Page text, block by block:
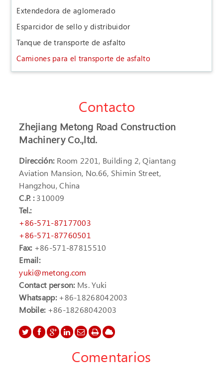
Extendedora de aglomerado
Esparcidor de sello y distribuidor
Tanque de transporte de asfalto
Camiones para el transporte de asfalto
Contacto
Zhejiang Metong Road Construction
Machinery Co.,ltd.
Dirección: Room 2201, Building 2, Qiantang
Aviation Mansion, No.66, Shimin Street,
Hangzhou, China
C.P. :310009
Tel.:
+86-571-87177003
+86-571-87760501
Fax:+86-571-87815510
Email:
yuki@metong.com
Contact person: Ms. Yuki
Whatsapp:+86-18268042003
Mobile: +86-18268042003
Comentarios